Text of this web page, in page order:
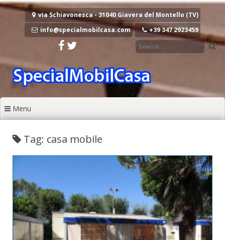
Vai al contenuto
via Schiavonesca - 31040 Giavera del Montello (TV)
info@specialmobilcasa.com
+39 347 2923459
Menu
Tag: casa mobile